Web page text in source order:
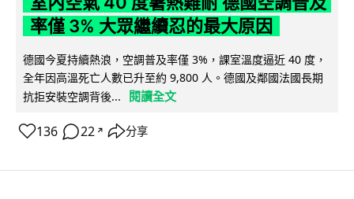
率僅 3% 大眾繼續忍的最大原因
德國今夏持續熱浪，空調普及率僅 3%，課室溫度逼近 40 度，
全年因高溫死亡人數已升至約 9,800 人。德國及鄰國法國長期
抗拒安裝空調背後...
閱讀全文
136 22 ↗ 分享